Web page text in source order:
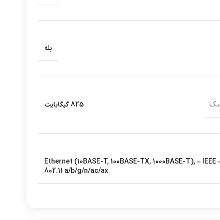
بله
825 گیگابایت
– Ethernet (10BASE-T, 100BASE-TX, 1000BASE-T), – IEEE
802.11 a/b/g/n/ac/ax